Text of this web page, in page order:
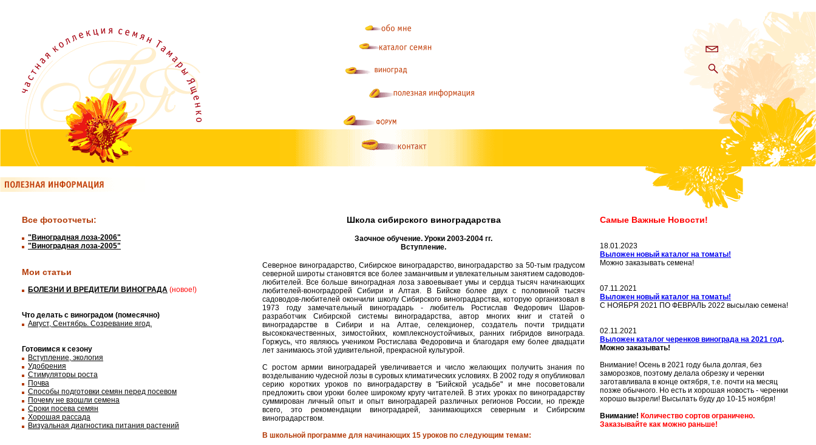
Все фотоотчеты:
"Виноградная лоза-2006"
"Виноградная лоза-2005"
Мои статьи
БОЛЕЗНИ И ВРЕДИТЕЛИ ВИНОГРАДА (новое!)
Что делать с виноградом (помесячно)
Август, Сентябрь. Созревание ягод.
Готовимся к сезону
Вступление, экология
Удобрения
Стимуляторы роста
Почва
Способы подготовки семян перед посевом
Почему не взошли семена
Сроки посева семян
Хорошая рассада
Визуальная диагностика питания растений
Школа сибирского виноградарства
Заочное обучение. Уроки 2003-2004 гг.
Вступление.
Северное виноградарство, Сибирское виноградарство, виноградарство за 50-тым градусом
северной широты становятся все более заманчивым и увлекательным занятием садоводов-
любителей. Все больше виноградная лоза завоевывает умы и сердца тысяч начинающих
любителей-воноградорей Сибири и Алтая. В Бийске более двух с половиной тысяч
садоводов-любителей окончили школу Сибирского виноградарства, которую организовал в
1973 году замечательный виноградарь - любитель Ростислав Федорович Шаров-
разработчик Сибирской системы виноградарства, автор многих книг и статей о
виноградарстве в Сибири и на Алтае, селекционер, создатель почти тридцати
высококачественных, зимостойких, комплексноустойчивых, ранних гибридов винограда.
Горжусь, что являюсь учеником Ростислава Федоровича и благодаря ему более двадцати
лет занимаюсь этой удивительной, прекрасной культурой.
С ростом армии виноградарей увеличивается и число желающих получить знания по
возделыванию чудесной лозы в суровых климатических условиях. В 2002 году я опубликовал
серию коротких уроков по виноградарству в "Бийской усадьбе" и мне посоветовали
предложить свои уроки более широкому кругу читателей. В этих уроках по виноградарству
суммирован личный опыт и опыт виноградарей различных регионов России, но прежде
всего, это рекомендации виноградарей, занимающихся северным и Сибирским
виноградарством.
В школьной программе для начинающих 15 уроков по следующим темам:
Самые Важные Новости!
18.01.2023
Выложен новый каталог на томаты!
Можно заказывать семена!
07.11.2021
Выложен новый каталог на томаты!
С НОЯБРЯ 2021 ПО ФЕВРАЛЬ 2022 высылаю семена!
02.11.2021
Выложен каталог черенков винограда на 2021 год.
Можно заказывать!
Внимание! Осень в 2021 году была долгая, без
заморозков, поэтому делала обрезку и черенки
заготавливала в конце октября, т.е. почти на месяц
позже обычного. Но есть и хорошая новость - черенки
хорошо вызрели! Высылать буду до 10-15 ноября!
Внимание! Количество сортов ограничено.
Заказывайте как можно раньше!